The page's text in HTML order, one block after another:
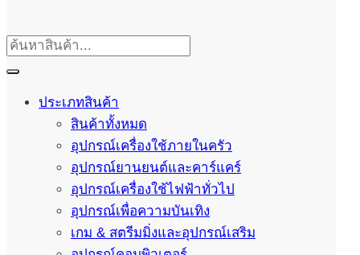
ประเภทสินค้า
สินค้าทั้งหมด
อุปกรณ์เครื่องใช้ภายในครัว
อุปกรณ์ยานยนต์และคาร์แคร์
อุปกรณ์เครื่องใช้ไฟฟ้าทั่วไป
อุปกรณ์เพื่อความบันเทิง
เกม & สตรีมมิ่งและอุปกรณ์เสริม